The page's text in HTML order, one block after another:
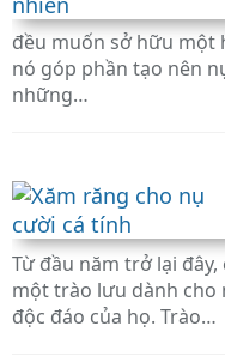
đều muốn sở hữu một
nó góp phần tạo nên
những…
Từ đầu năm trở lại
một trào lưu dành
độc đáo của họ. Trào…